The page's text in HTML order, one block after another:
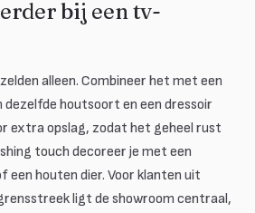
bij een tv-
alleen. Combineer het met een
dezelfde houtsoort en een dressoir
extra opslag, zodat het geheel rust
touch decoreer je met een
een houten dier. Voor klanten uit
ligt de showroom centraal,